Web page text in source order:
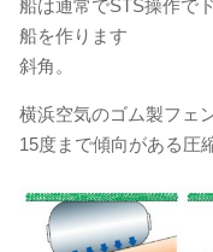
船は通常でSTS操作で
船を作ります
斜角。
横浜空気のゴム製フェ
15度まで傾向がある圧